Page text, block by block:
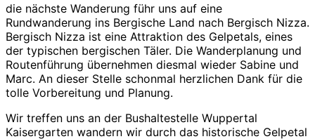
die nächste Wanderung führ uns auf eine
Rundwanderung ins Bergische Land nach Bergisch Nizza.
Bergisch Nizza ist eine Attraktion des Gelpetals, eines
der typischen bergischen Täler. Die Wanderplanung und
Routenführung übernehmen diesmal wieder Sabine und
Marc. An dieser Stelle schonmal herzlichen Dank für die
tolle Vorbereitung und Planung.
Wir treffen uns an der Bushaltestelle Wuppertal
Kaisergarten wandern wir durch das historische Gelpetal